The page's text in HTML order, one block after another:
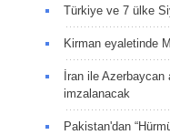
Türkiye ve 7 ülke
Kirman eyaletinde
İran ile Azerbaycan
imzalanacak
Pakistan'dan